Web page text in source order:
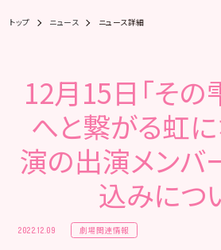
トップ ニュース ニュース詳細
12月15日「その
へと繋がる虹に
演の出演メンバ
込みにつ
2022.12.09 劇場関連情報